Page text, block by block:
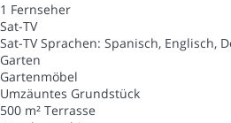
1 Fernseher
Sat-TV
Sat-TVSprachen: Spanisch, Englisch,
Garten
Gartenmöbel
Umzäuntes Grundstück
500 m² Terrasse